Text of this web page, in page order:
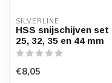
SILVERLINE
HSS snijschijven set
25, 32, 35 en 44 mm
€8,05